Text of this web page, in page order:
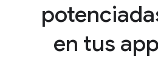
en tus